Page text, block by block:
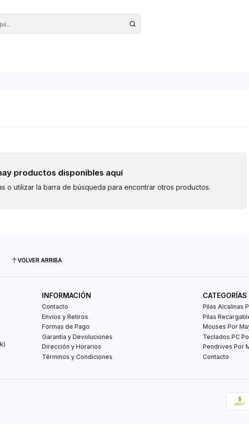
productos disponibles aquí
o utilizar la barra de búsqueda para encontrar otros productos.
VOLVER ARRIBA
INFORMACIÓN
Contacto
Envíos y Retiros
Formas de Pago
Garantía y Devoluciones
Dirección y Horarios
Términos y Condiciones
Pilas Alcalinas
Pilas
Mouses Por
Teclados PC
Pendrives Por
Contacto